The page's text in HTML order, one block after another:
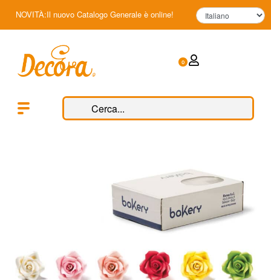
NOVITÀ:Il nuovo Catalogo Generale è online!
0